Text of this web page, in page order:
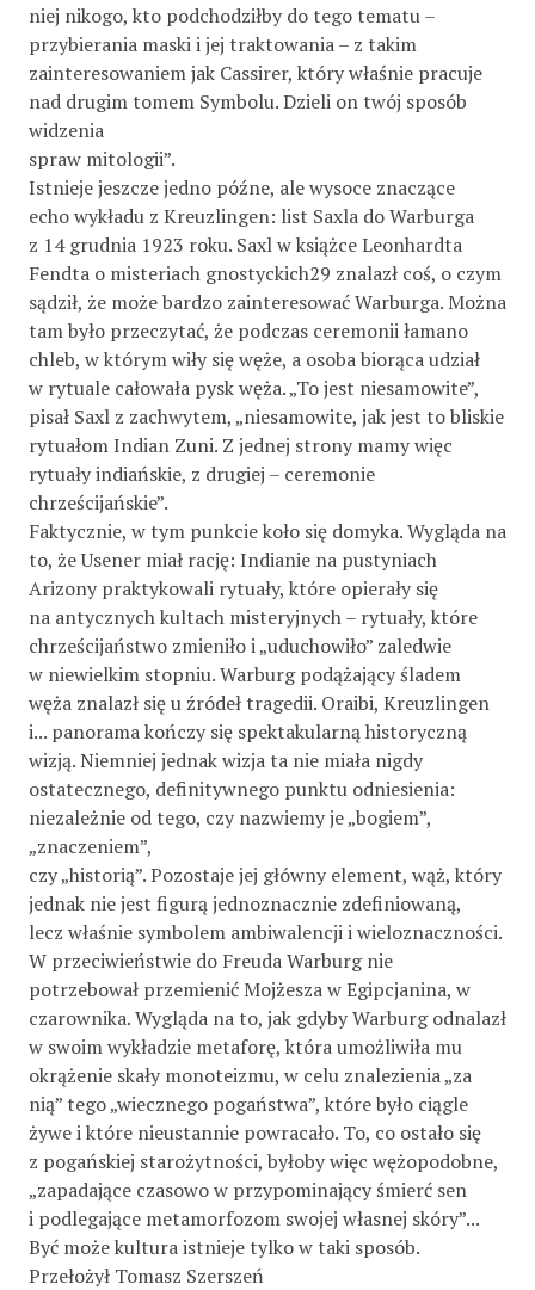
niej nikogo, kto podchodziłby do tego tematu –
przybierania maski i jej traktowania – z takim
zainteresowaniem jak Cassirer, który właśnie pracuje
nad drugim tomem Symbolu. Dzieli on twój sposób
widzenia
spraw mitologii”.
Istnieje jeszcze jedno późne, ale wysoce znaczące
echo wykładu z Kreuzlingen: list Saxla do Warburga
z 14 grudnia 1923 roku. Saxl w książce Leonhardta
Fendta o misteriach gnostyckich29 znalazł coś, o czym
sądził, że może bardzo zainteresować Warburga. Można
tam było przeczytać, że podczas ceremonii łamano
chleb, w którym wiły się węże, a osoba biorąca udział
w rytuale całowała pysk węża. „To jest niesamowite”,
pisał Saxl z zachwytem, „niesamowite, jak jest to bliskie
rytuałom Indian Zuni. Z jednej strony mamy więc
rytuały indiańskie, z drugiej – ceremonie
chrześcijańskie”.
Faktycznie, w tym punkcie koło się domyka. Wygląda na
to, że Usener miał rację: Indianie na pustyniach
Arizony praktykowali rytuały, które opierały się
na antycznych kultach misteryjnych – rytuały, które
chrześcijaństwo zmieniło i „uduchowiło” zaledwie
w niewielkim stopniu. Warburg podążający śladem
węża znalazł się u źródeł tragedii. Oraibi, Kreuzlingen
i... panorama kończy się spektakularną historyczną
wizją. Niemniej jednak wizja ta nie miała nigdy
ostatecznego, definitywnego punktu odniesienia:
niezależnie od tego, czy nazwiemy je „bogiem”,
„znaczeniem”,
czy „historią”. Pozostaje jej główny element, wąż, który
jednak nie jest figurą jednoznacznie zdefiniowaną,
lecz właśnie symbolem ambiwalencji i wieloznaczności.
W przeciwieństwie do Freuda Warburg nie
potrzebował przemienić Mojżesza w Egipcjanina, w
czarownika. Wygląda na to, jak gdyby Warburg odnalazł
w swoim wykładzie metaforę, która umożliwiła mu
okrążenie skały monoteizmu, w celu znalezienia „za
nią” tego „wiecznego pogaństwa”, które było ciągle
żywe i które nieustannie powracało. To, co ostało się
z pogańskiej starożytności, byłoby więc wężopodobne,
„zapadające czasowo w przypominający śmierć sen
i podlegające metamorfozom swojej własnej skóry”...
Być może kultura istnieje tylko w taki sposób.
Przełożył Tomasz Szerszeń